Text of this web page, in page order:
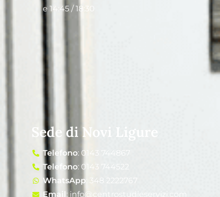
e 14:45 / 18:30
Sede di Novi Ligure
Telefono: 0143 744867
Telefono: 0143 744522
WhatsApp : 348 2222767
Email: info@centrostudieservizi.com